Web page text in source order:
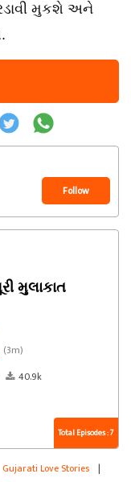
મુકશે અને
Follow
મુલાકાત
(3m)
40.9k
Total Episodes : 7
Gujarati Love Stories |